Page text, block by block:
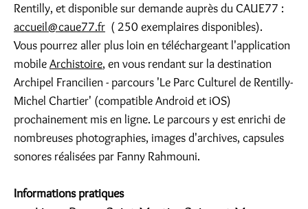
Rentilly, et disponible sur demande auprès du CAUE77 :
accueil@caue77.fr ( 250 exemplaires disponibles).
Vous pourrez aller plus loin en téléchargeant l'application
mobileArchistoire, en vous rendant sur la destination
Archipel Francilien - parcours 'Le Parc Culturel de Rentilly-
Michel Chartier' (compatible Android et iOS)
prochainement mis en ligne. Le parcours y est enrichi de
nombreuses photographies, images d'archives, capsules
sonores réalisées par Fanny Rahmouni.
Informations pratiques